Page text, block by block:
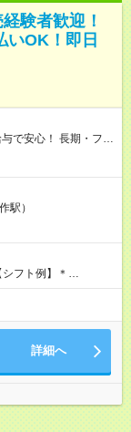
験者歓迎！
いOK！即日
たいと思っていま
定した給与が入りま
は柔軟に対応する
】試
態、給与は本採用時
駅）
フト例】＊
～21:00 など ◎
けシフトなどはあり
しゃってください！
詳細へ